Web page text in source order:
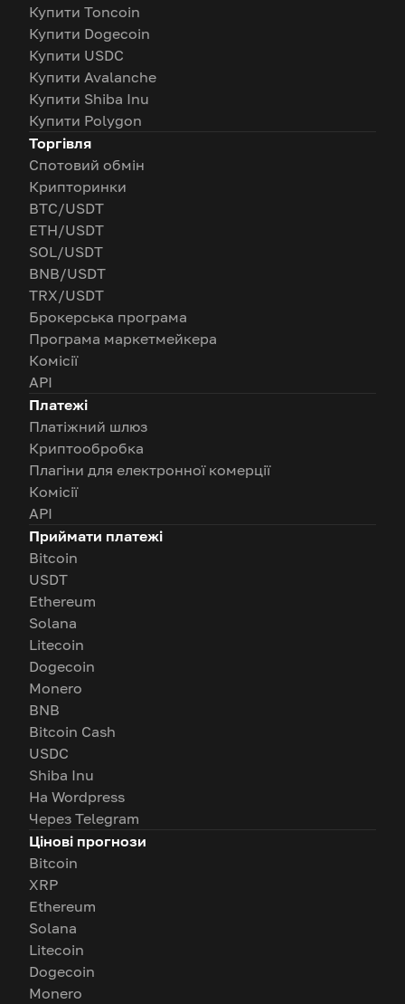
Купити Toncoin
Купити Dogecoin
Купити USDC
Купити Avalanche
Купити Shiba Inu
Купити Polygon
Торгівля
Спотовий обмін
Крипторинки
BTC/USDT
ETH/USDT
SOL/USDT
BNB/USDT
TRX/USDT
Брокерська програма
Програма маркетмейкера
Комісії
API
Платежі
Платіжний шлюз
Криптообробка
Плагіни для електронної комерції
Комісії
API
Приймати платежі
Bitcoin
USDT
Ethereum
Solana
Litecoin
Dogecoin
Monero
BNB
Bitcoin Cash
USDC
Shiba Inu
На Wordpress
Через Telegram
Цінові прогнози
Bitcoin
XRP
Ethereum
Solana
Litecoin
Dogecoin
Monero